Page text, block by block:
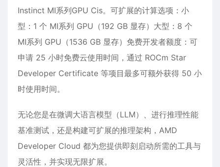
Instinct MI系列GPU Cis。可扩展的计算选项：小
型：1 个 MI系列 GPU（192 GB 显存）大型：8 个
MI系列 GPU（1536 GB 显存）免费开发者额度：可
申请 25 小时免费云使用时间，通过 ROCm Star
Developer Certificate 等项目最多可额外获得 50 小
时使用时间。
无论您是在微调大语言模型（LLM）、进行推理性能
基准测试，还是构建可扩展的推理架构，AMD
Developer Cloud 都为您提供即刻启动所需的工具与
灵活性，并实现无限扩展。